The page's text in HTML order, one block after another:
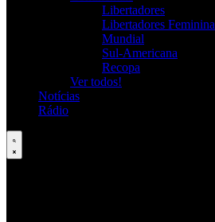
Libertadores
Libertadores Feminina
Mundial
Sul-Americana
Recopa
Ver todos!
Notícias
Rádio